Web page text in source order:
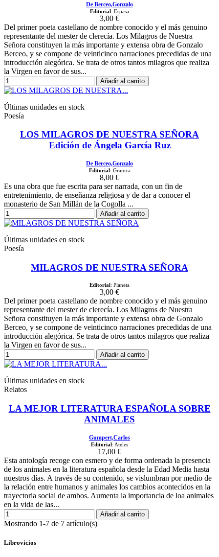
De Berceo,Gonzalo
Editorial: Espasa
3,00 €
Del primer poeta castellano de nombre conocido y el más genuino
representante del mester de clerecía. Los Milagros de Nuestra
Señora constituyen la más importante y extensa obra de Gonzalo
Berceo, y se compone de veinticinco narraciones precedidas de una
introducción alegórica. Se trata de otros tantos milagros que realiza
la Virgen en favor de sus...
Añadir al carrito
Últimas unidades en stock
Poesía
LOS MILAGROS DE NUESTRA SEÑORA
Edición de Ángela García Ruz
De Berceo,Gonzalo
Editorial: Granica
8,00 €
Es una obra que fue escrita para ser narrada, con un fin de
entretenimiento, de enseñanza religiosa y de dar a conocer el
monasterio de San Millán de la Cogolla ...
Añadir al carrito
Últimas unidades en stock
Poesía
MILAGROS DE NUESTRA SEÑORA
Editorial: Planeta
3,00 €
Del primer poeta castellano de nombre conocido y el más genuino
representante del mester de clerecía. Los Milagros de Nuestra
Señora constituyen la más importante y extensa obra de Gonzalo
Berceo, y se compone de veinticinco narraciones precedidas de una
introducción alegórica. Se trata de otros tantos milagros que realiza
la Virgen en favor de sus...
Añadir al carrito
Últimas unidades en stock
Relatos
LA MEJOR LITERATURA ESPAÑOLA SOBRE
ANIMALES
Gumpert,Carlos
Editorial: Ateles
17,00 €
Esta antología recoge con esmero y de forma ordenada la presencia
de los animales en la literatura española desde la Edad Media hasta
nuestros días. A través de su contenido, se vislumbran por medio de
la relación entre humanos y animales los cambios acontecidos en la
trayectoria social de ambos. Aumenta la importancia de loa animales
en la vida de las...
Añadir al carrito
Mostrando 1-7 de 7 artículo(s)
Librovicios